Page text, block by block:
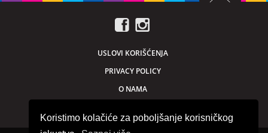
Koristimo kolačiće za poboljšanje korisničkog
USLOVI KORIŠĆENJA
PRIVACY POLICY
O NAMA